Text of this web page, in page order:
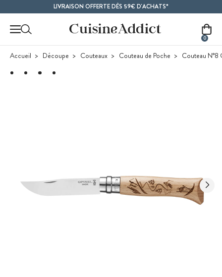
LIVRAISON OFFERTE DÈS 59€ D'ACHATS*
0
Accueil Découpe Couteaux Couteau de Poche Couteau N°8